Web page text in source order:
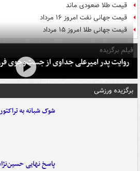
قیمت طلا صعودی ماند
قیمت جهانی نفت امروز ۱۶ مرداد
قیمت جهانی طلا امروز ۱۵ مرداد
فیلم برگزیده
روایت پدر امیرعلی جداوی از جست‌وجوی
برگزیده ورزشی
شوک شبانه به
پاسخ نهایی